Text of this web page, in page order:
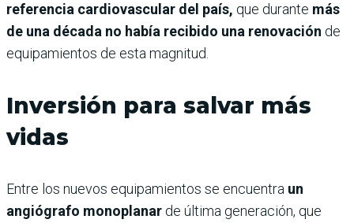
referencia cardiovascular del país, que durante más
de una década no había recibido una renovación de
equipamientos de esta magnitud.
Inversión para salvar más
vidas
Entre los nuevos equipamientos se encuentra un
angiógrafo monoplanar de última generación, que